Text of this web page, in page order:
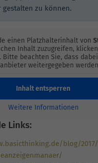
zu können.
einen Platzhalterinhalt von
Inhalt zuzugreifen,
Bitte beachten Sie, dass
weitergegeben
Inhalt entsperren
Weitere Informationen
Links:
blog/